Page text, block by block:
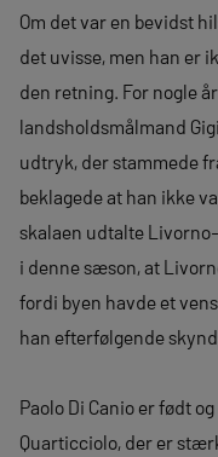
Om det var en bevidst
det uvisse, men han er
den retning. For nogle
landsholdsmålmand
udtryk, der stammede
beklagede at han ikke
skalaen udtalte
i denne sæson, at
fordi byen havde et
han efterfølgende
Paolo Di Canio er født
Quarticciolo, der er